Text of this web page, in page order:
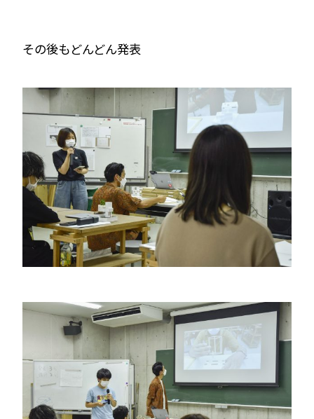
その後もどんどん発表